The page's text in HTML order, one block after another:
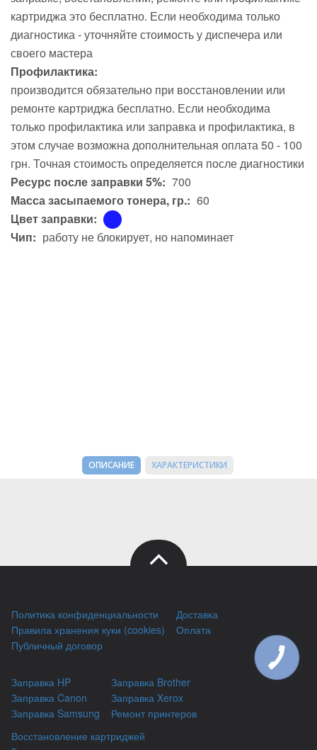
картриджа это бесплатно. Если необходима только
диагностика - уточняйте стоимость у диспечера или
своего мастера
Профилактика:
производится обязательно при восстановлении или
ремонте картриджа бесплатно. Если необходима
только профилактика или заправка и профилактика, в
этом случае возможна дополнительная оплата 50 - 100
грн. Точная стоимость определяется после диагностики
Ресурс после заправки 5%: 700
Масса засыпаемого тонера, гр.: 60
Цвет заправки:
Чип: работу не блокирует, но напоминает
ОПИСАНИЕ ХАРАКТЕРИСТИКИ
Политика конфиденциальности
Правила хранения куки (cookies)
Публичный договор
Доставка
Оплата
Заправка HP
Заправка Canon
Заправка Samsung
Заправка Brother
Заправка Xerox
Ремонт принтеров
Восстановление картриджей